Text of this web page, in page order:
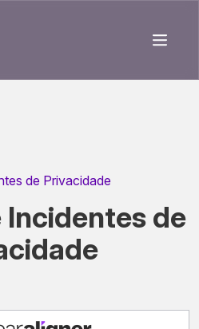
de Privacidade
Incidentes de